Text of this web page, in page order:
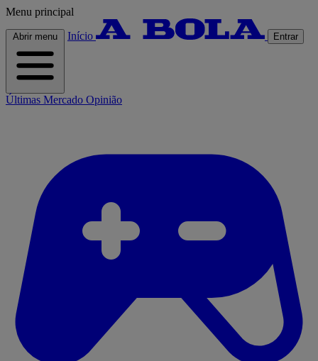
Menu principal
Abrir menu Início Entrar
Últimas Mercado Opinião